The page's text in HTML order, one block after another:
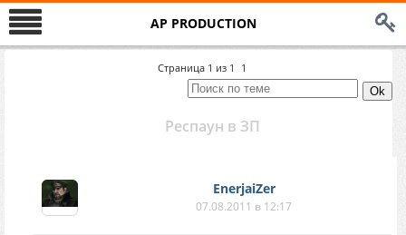
AP PRODUCTION
Страница 1 из 1 1
Респаун в ЗП
EnerjaiZer
07.08.2011 в 12:17